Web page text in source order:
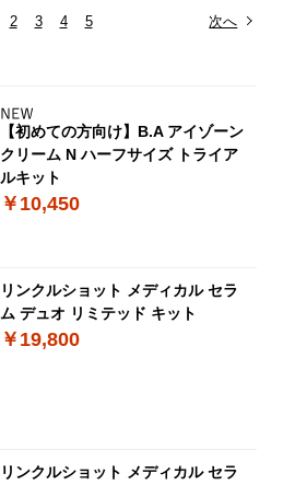
2 3 4 5 次へ
【初めての方向け】B.A アイゾーン
クリーム N ハーフサイズ トライア
ルキット
￥10,450
リンクルショット メディカル セラ
ム デュオ リミテッド キット
￥19,800
リンクルショット メディカル セラ